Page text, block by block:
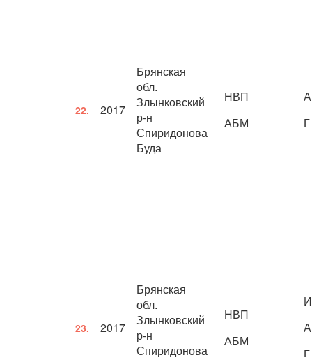
22. 2017
Брянская
обл.
Злынковский
р-н
Спиридонова
Буда
НВП
АБМ
А
Г
23. 2017
Брянская
обл.
Злынковский
р-н
Спиридонова
НВП
АБМ
И
А
Г